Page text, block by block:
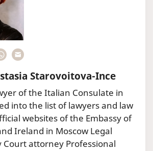
Starovoitova-Ince
of the Italian Consulate in
into the list of lawyers and law
websites of the Embassy of
Ireland in Moscow Legal
Court attorney Professional